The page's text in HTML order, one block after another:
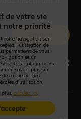
de votre vie
notre priorité
votre navigation sur
l’utilisation de
permettent de vous
et un
optimaux. En
en savoir plus sur
cookies et nos
d’utilisation,
cliquez ici